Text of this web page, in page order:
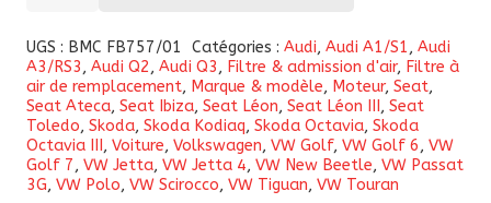
Filtre
à
air
haute
performance
BMC
UGS : BMC FB757/01 Catégories : Audi, Audi A1/S1, Audi
A3/RS3, Audi Q2, Audi Q3, Filtre & admission d'air, Filtre à
air de remplacement, Marque & modèle, Moteur, Seat,
Seat Ateca, Seat Ibiza, Seat Léon, Seat Léon III , Seat
Toledo, Skoda, Skoda Kodiaq, Skoda Octavia, Skoda
Octavia III , Voiture, Volkswagen, VW Golf, VW Golf 6, VW
Golf 7, VW Jetta, VW Jetta 4, VW New Beetle, VW Passat
3G, VW Polo, VW Scirocco, VW Tiguan, VW Touran